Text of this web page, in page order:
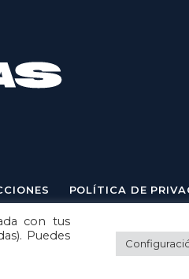
POLÍTICA DE
con tus
Puedes